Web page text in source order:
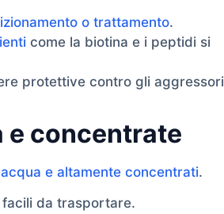
o trattamento.
come la biotina e i peptidi si
protettive contro gli aggressori
e concentrate
e altamente concentrati.
facili da trasportare.